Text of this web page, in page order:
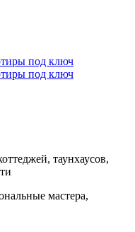
таунхаусов,
мастера,